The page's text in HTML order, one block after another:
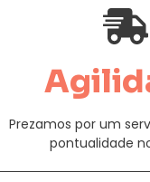
Prezamos por um
pontualidade